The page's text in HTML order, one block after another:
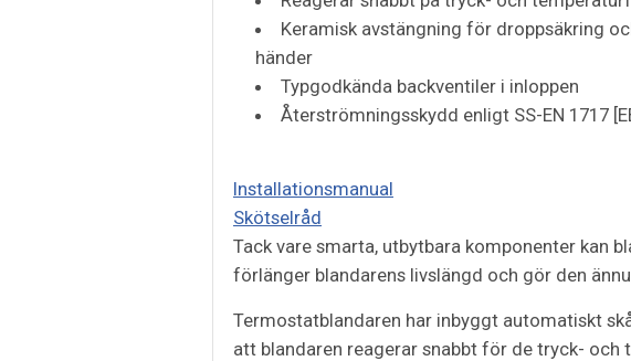
Keramisk avstängning för droppsäkring
händer
Typgodkända backventiler i inloppen
Återströmningsskydd enligt SS-EN 1717
Installationsmanual
Skötselråd
Tack vare smarta, utbytbara komponenter kan
förlänger blandarens livslängd och gör den
Termostatblandaren har inbyggt automatiskt
att blandaren reagerar snabbt för de tryck-